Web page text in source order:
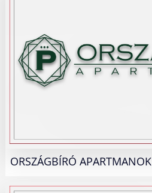
ORSZÁGBÍRÓ APARTMANOK